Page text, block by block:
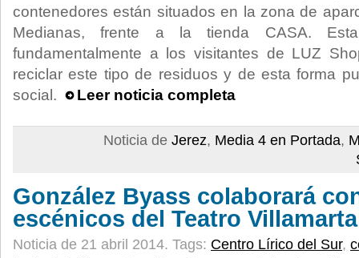
contenedores están situados en la zona de
Medianas, frente a la tienda CASA.
fundamentalmente a los visitantes de LUZ
reciclar este tipo de residuos y de esta forma
social.
Leer noticia completa
Noticia de Jerez, Media 4 en Portada,
González Byass colaborará
escénicos del Teatro Villamarta
Noticia de 21 abril 2014. Tags: Centro Lírico del Sur,